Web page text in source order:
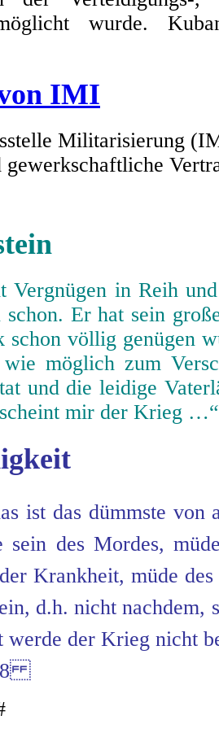
wurde.
IMI
Militarisierung
gewerkschaftliche
Vergnügen in Reih
Er hat sein
schon völlig genügen
möglich zum
und die leidige
mir der Krieg
ist das dümmste
sein des Mordes,
Krankheit, müde
d.h. nicht nachdem,
der Krieg nicht